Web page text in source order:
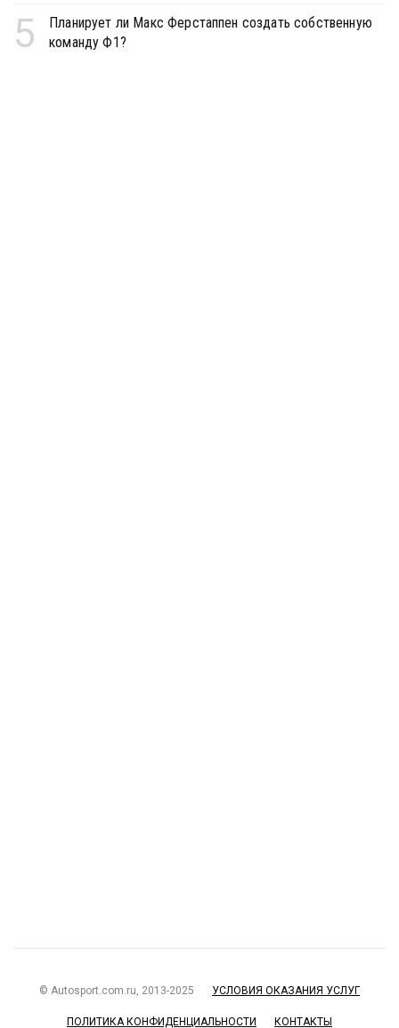
5
Планирует ли Макс Ферстаппен создать собственную
команду Ф1?
© Autosport.com.ru, 2013-2025 УСЛОВИЯ ОКАЗАНИЯ УСЛУГ
ПОЛИТИКА КОНФИДЕНЦИАЛЬНОСТИ КОНТАКТЫ